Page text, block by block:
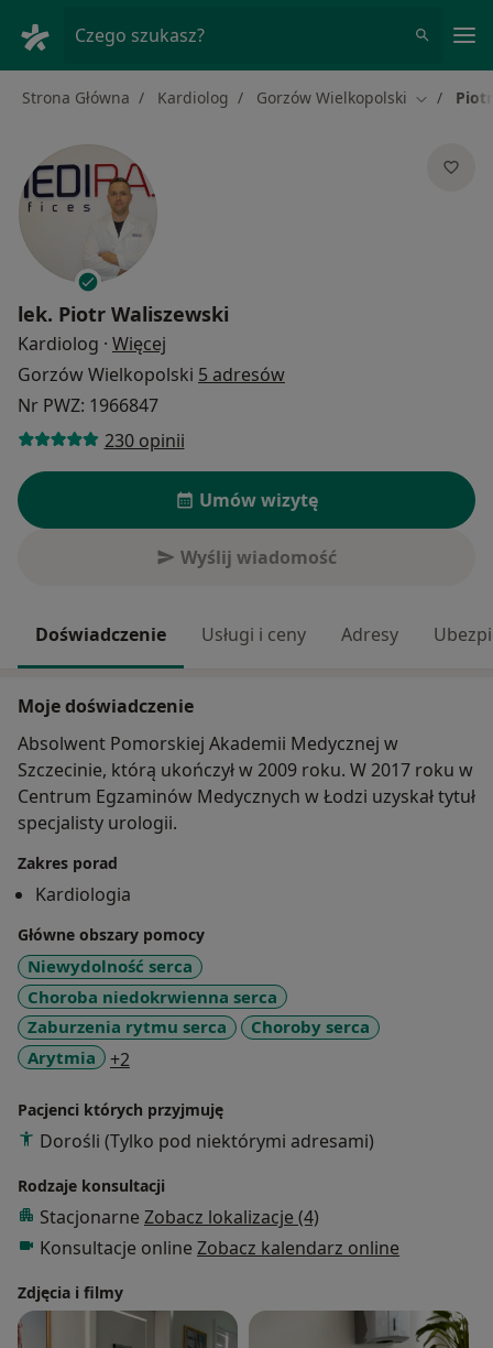
Czego szukasz?
Strona Główna Kardiolog Gorzów Wielkopolski Zmień
lek. Piotr Waliszewski
Kardiolog · Więcej
Gorzów Wielkopolski 5 adresów
Nr PWZ: 1966847
230 opinii
Umów wizytę
Wyślij wiadomość
Doświadczenie Usługi i ceny Adresy
Moje doświadczenie
Absolwent Pomorskiej Akademii Medycznej w
Szczecinie, którą ukończył w 2009 roku. W 2017 roku w
Centrum Egzaminów Medycznych w Łodzi uzyskał tytuł
specjalisty urologii.
Zakres porad
Kardiologia
Główne obszary pomocy
Niewydolność serca
Choroba niedokrwienna serca
Zaburzenia rytmu serca
Choroby serca
Arytmia
+2
Pacjenci których przyjmuję
Dorośli (Tylko pod niektórymi adresami)
Rodzaje konsultacji
Stacjonarne Zobacz lokalizacje (4)
Konsultacje online Zobacz kalendarz online
Zdjęcia i filmy